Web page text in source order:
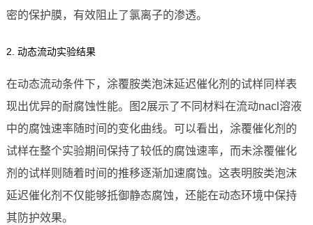
密的保护膜，有效阻止了氯离子的渗透。
2. 动态流动实验结果
在动态流动条件下，涂覆胺类泡沫延迟催化剂的试样同样表
现出优异的耐腐蚀性能。图2展示了不同材料在流动nacl溶液
中的腐蚀速率随时间的变化曲线。可以看出，涂覆催化剂的
试样在整个实验期间保持了较低的腐蚀速率，而未涂覆催化
剂的试样则随着时间的推移逐渐加速腐蚀。这表明胺类泡沫
延迟催化剂不仅能够抵御静态腐蚀，还能在动态环境中保持
其防护效果。